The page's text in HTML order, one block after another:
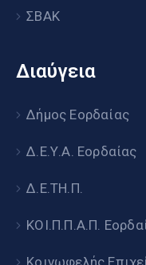
ΣΒΑΚ
Διαύγεια
Δήμος Εορδαίας
Δ.Ε.Υ.Α. Εορδαίας
Δ.Ε.ΤΗ.Π.
ΚΟΙ.Π.Π.Α.Π.